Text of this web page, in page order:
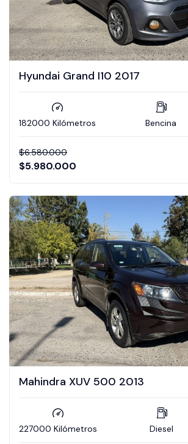
Hyundai Grand I10 2017
182000 Kilómetros Bencina
$6.580.000
$5.980.000
Mahindra XUV 500 2013
227000 Kilómetros Diesel